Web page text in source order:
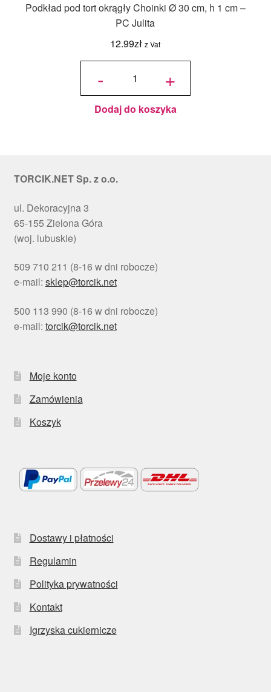
Podkład pod tort okrągły Choinki Ø 30 cm, h 1 cm –
PC Julita
12.99zł z Vat
-
ilość
okrągły
Choinki
Ø 30
cm, h 1
cm - PC
+
Dodaj do koszyka
TORCIK.NET Sp. z o.o.
ul. Dekoracyjna 3
65-155 Zielona Góra
(woj. lubuskie)
509 710 211 (8-16 w dni robocze)
e-mail: sklep@torcik.net
500 113 990 (8-16 w dni robocze)
e-mail: torcik@torcik.net
Moje konto
Zamówienia
Koszyk
Dostawy i płatności
Regulamin
Polityka prywatności
Kontakt
Igrzyska cukiernicze